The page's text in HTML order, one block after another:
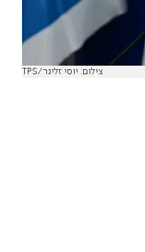
צילום: יוסי זליגר/TPS